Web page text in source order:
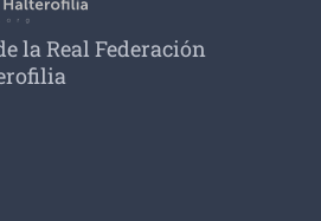
la Real Federación